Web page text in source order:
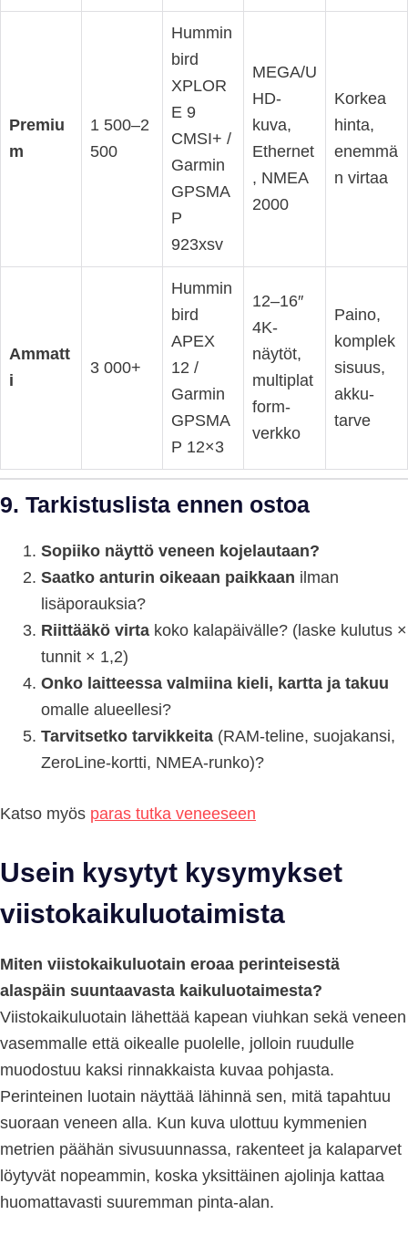
Premiu
m
1 500–2
500
Hummin
bird
XPLOR
E 9
CMSI+ /
Garmin
GPSMA
P
923xsv
MEGA/U
HD-
kuva,
Ethernet
, NMEA
2000
Korkea
hinta,
enemmä
n virtaa
Ammatt
i
3 000+
Hummin
bird
APEX
12 /
Garmin
GPSMA
P 12×3
12–16″
4K-
näytöt,
multiplat
form-
verkko
Paino,
komplek
sisuus,
akku-
tarve
9. Tarkistuslista ennen ostoa
Sopiiko näyttö veneen kojelautaan?
Saatko anturin oikeaan paikkaan ilman
lisäporauksia?
Riittääkö virta koko kalapäivälle? (laske kulutus ×
tunnit × 1,2)
Onko laitteessa valmiina kieli, kartta ja takuu
omalle alueellesi?
Tarvitsetko tarvikkeita (RAM-teline, suojakansi,
ZeroLine-kortti, NMEA-runko)?
Katso myös paras tutka veneeseen
Usein kysytyt kysymykset
viistokaikuluotaimista
Miten viistokaikuluotain eroaa perinteisestä
alaspäin suuntaavasta kaikuluotaimesta?
Viistokaikuluotain lähettää kapean viuhkan sekä veneen
vasemmalle että oikealle puolelle, jolloin ruudulle
muodostuu kaksi rinnakkaista kuvaa pohjasta.
Perinteinen luotain näyttää lähinnä sen, mitä tapahtuu
suoraan veneen alla. Kun kuva ulottuu kymmenien
metrien päähän sivusuunnassa, rakenteet ja kalaparvet
löytyvät nopeammin, koska yksittäinen ajolinja kattaa
huomattavasti suuremman pinta-alan.